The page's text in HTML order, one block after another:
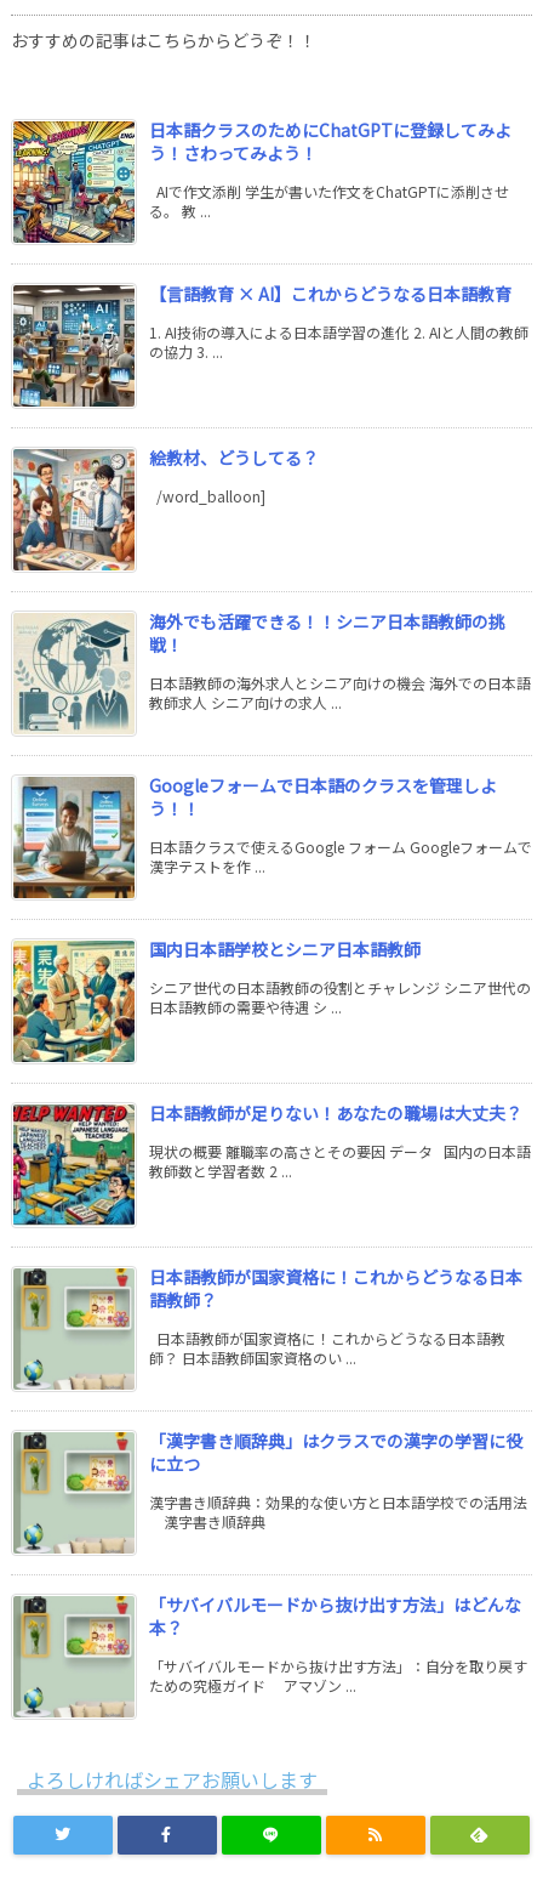
おすすめの記事はこちらからどうぞ！！
日本語クラスのためにChatGPTに登録してみよ
う！さわってみよう！
AIで作文添削 学生が書いた作文をChatGPTに添削させ
る。 教 ...
【言語教育 × AI】これからどうなる日本語教育
1. AI技術の導入による日本語学習の進化 2. AIと人間の教師
の協力 3. ...
絵教材、どうしてる？
/word_balloon]
海外でも活躍できる！！シニア日本語教師の挑
戦！
日本語教師の海外求人とシニア向けの機会 海外での日本語
教師求人 シニア向けの求人 ...
Googleフォームで日本語のクラスを管理しよ
う！！
日本語クラスで使えるGoogle フォーム Googleフォームで
漢字テストを作 ...
国内日本語学校とシニア日本語教師
シニア世代の日本語教師の役割とチャレンジ シニア世代の
日本語教師の需要や待遇 シ ...
日本語教師が足りない！あなたの職場は大丈夫？
現状の概要 離職率の高さとその要因 データ 国内の日本語
教師数と学習者数 2 ...
日本語教師が国家資格に！これからどうなる日本
語教師？
日本語教師が国家資格に！これからどうなる日本語教
師？ 日本語教師国家資格のい ...
「漢字書き順辞典」はクラスでの漢字の学習に役
に立つ
漢字書き順辞典：効果的な使い方と日本語学校での活用法
漢字書き順辞典
「サバイバルモードから抜け出す方法」はどんな
本？
「サバイバルモードから抜け出す方法」：自分を取り戻す
ための究極ガイド アマゾン ...
よろしければシェアお願いします